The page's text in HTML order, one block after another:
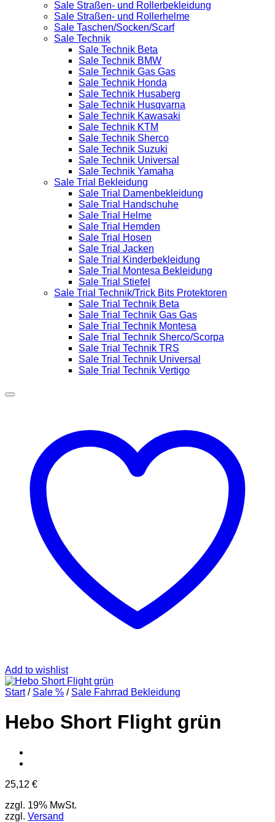
Sale Straßen- und Rollerbekleidung
Sale Straßen- und Rollerhelme
Sale Taschen/Socken/Scarf
Sale Technik
Sale Technik Beta
Sale Technik BMW
Sale Technik Gas Gas
Sale Technik Honda
Sale Technik Husaberg
Sale Technik Husqvarna
Sale Technik Kawasaki
Sale Technik KTM
Sale Technik Sherco
Sale Technik Suzuki
Sale Technik Universal
Sale Technik Yamaha
Sale Trial Bekleidung
Sale Trial Damenbekleidung
Sale Trial Handschuhe
Sale Trial Helme
Sale Trial Hemden
Sale Trial Hosen
Sale Trial Jacken
Sale Trial Kinderbekleidung
Sale Trial Montesa Bekleidung
Sale Trial Stiefel
Sale Trial Technik/Trick Bits Protektoren
Sale Trial Technik Beta
Sale Trial Technik Gas Gas
Sale Trial Technik Montesa
Sale Trial Technik Sherco/Scorpa
Sale Trial Technik TRS
Sale Trial Technik Universal
Sale Trial Technik Vertigo
Add to wishlist
Start / Sale % / Sale Fahrrad Bekleidung
Hebo Short Flight grün
25,12 €
zzgl. 19% MwSt.
zzgl. Versand